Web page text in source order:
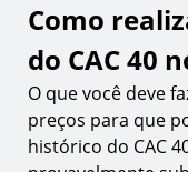
Como
do CAC 40
O que você deve
preços para que
histórico do CAC